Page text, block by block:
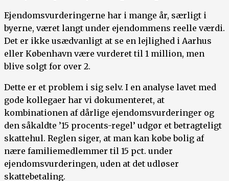
Ejendomsvurderingerne har i mange år, særligt i
byerne, været langt under ejendommens reelle værdi.
Det er ikke usædvanligt at se en lejlighed i Aarhus
eller København være vurderet til 1 million, men
blive solgt for over 2.
Dette er et problem i sig selv. I en analyse lavet med
gode kollegaer har vi dokumenteret, at
kombinationen af dårlige ejendomsvurderinger og
den såkaldte ’15 procents-regel’ udgør et betragteligt
skattehul. Reglen siger, at man kan købe bolig af
nære familiemedlemmer til 15 pct. under
ejendomsvurderingen, uden at det udløser
skattebetaling.